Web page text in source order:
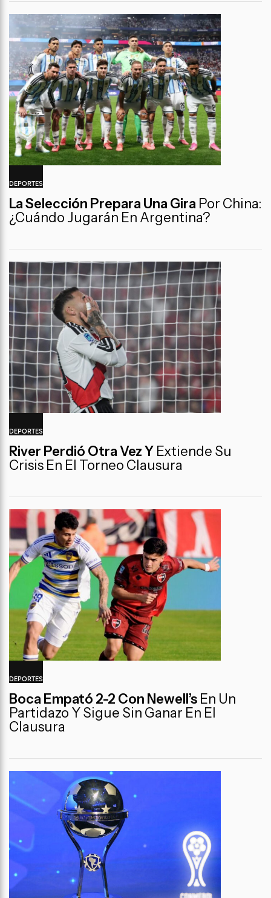
DEPORTES
La Selección Prepara Una Gira Por China:
¿Cuándo Jugarán En Argentina?
DEPORTES
River Perdió Otra Vez Y Extiende Su
Crisis En El Torneo Clausura
DEPORTES
Boca Empató 2-2 Con Newell’s En Un
Partidazo Y Sigue Sin Ganar En El
Clausura